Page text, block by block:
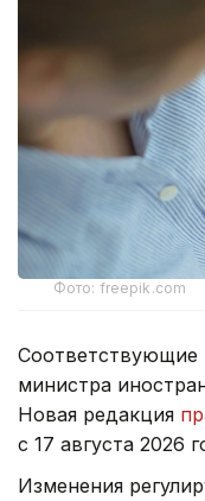
Фото: freepik.com
Соответствующие
министра
Новая редакция
с 17 августа 2026
Изменения